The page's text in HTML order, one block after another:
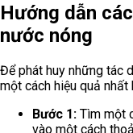
Hướng dẫn
nước nóng
Để phát huy những tác
một cách hiệu quả
Bước 1: Tìm một
vào một cách